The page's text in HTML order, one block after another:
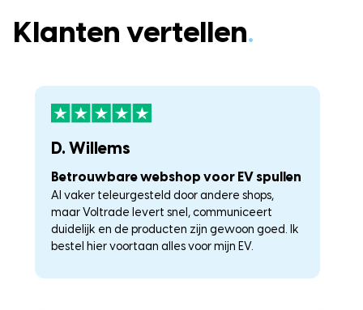
Klanten vertellen.
D. Willems
Betrouwbare webshop voor EV spullen
Al vaker teleurgesteld door andere shops,
maar Voltrade levert snel, communiceert
duidelijk en de producten zijn gewoon goed. Ik
bestel hier voortaan alles voor mijn EV.